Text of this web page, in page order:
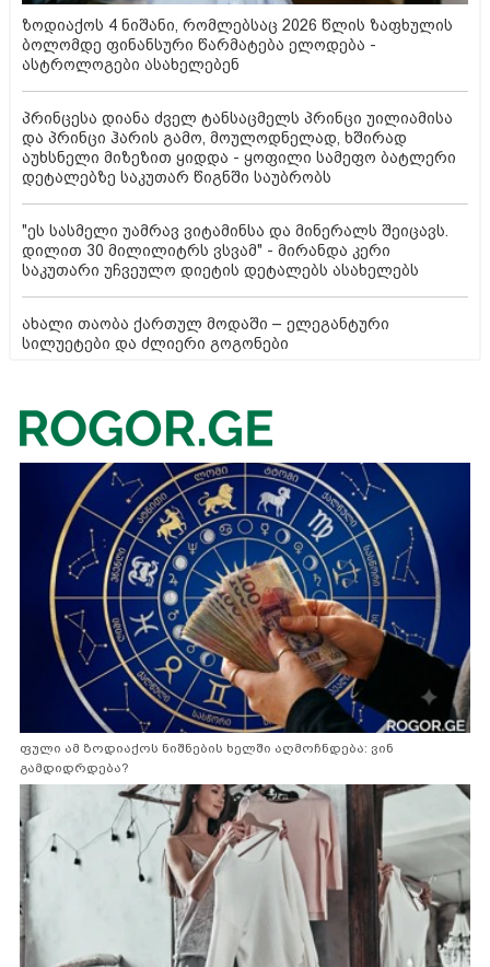
ზოდიაქოს 4 ნიშანი, რომლებსაც 2026 წლის ზაფხულის
ბოლომდე ფინანსური წარმატება ელოდება -
ასტროლოგები ასახელებენ
პრინცესა დიანა ძველ ტანსაცმელს პრინცი უილიამისა
და პრინცი ჰარის გამო, მოულოდნელად, ხშირად
აუხსნელი მიზეზით ყიდდა - ყოფილი სამეფო ბატლერი
დეტალებზე საკუთარ წიგნში საუბრობს
"ეს სასმელი უამრავ ვიტამინსა და მინერალს შეიცავს.
დილით 30 მილილიტრს ვსვამ" - მირანდა კერი
საკუთარი უჩვეულო დიეტის დეტალებს ასახელებს
ახალი თაობა ქართულ მოდაში – ელეგანტური
სილუეტები და ძლიერი გოგონები
ფული ამ ზოდიაქოს ნიშნების ხელში აღმოჩნდება: ვინ
გამდიდრდება?